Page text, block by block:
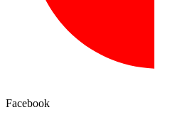
Facebook